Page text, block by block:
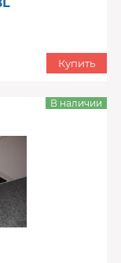
Купить
В наличии